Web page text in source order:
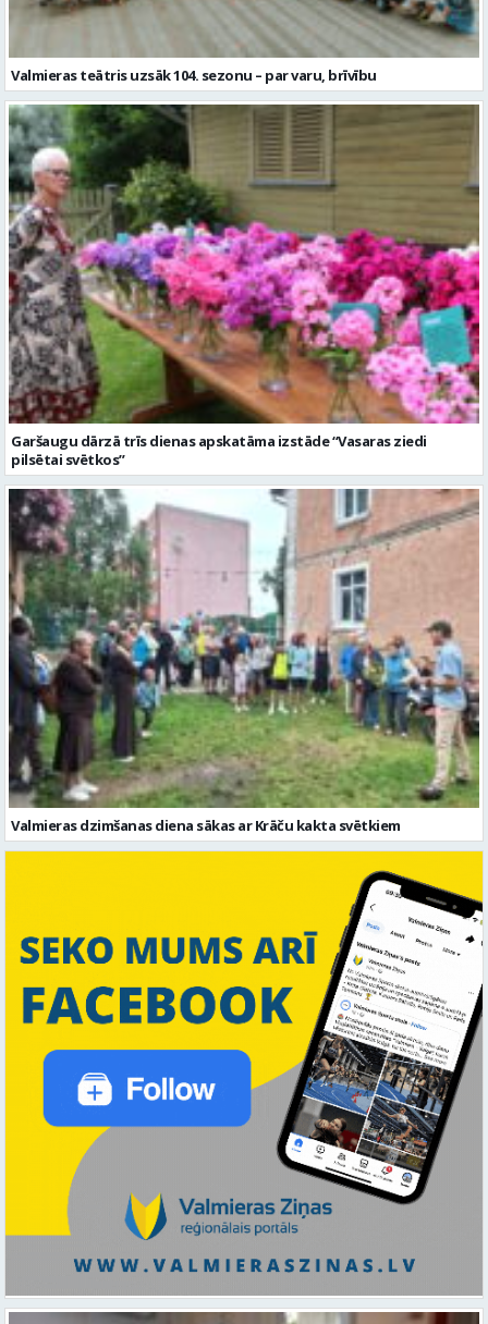
Valmieras teātris uzsāk 104. sezonu – par varu, brīvību
Garšaugu dārzā trīs dienas apskatāma izstāde “Vasaras ziedi
pilsētai svētkos”
Valmieras dzimšanas diena sākas ar Krāču kakta svētkiem